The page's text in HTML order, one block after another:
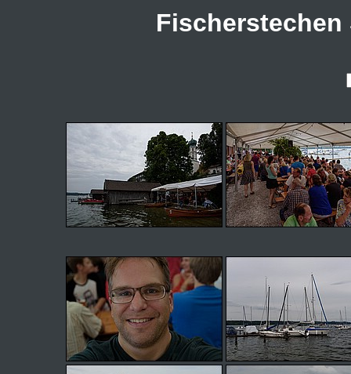
Fischerstechen